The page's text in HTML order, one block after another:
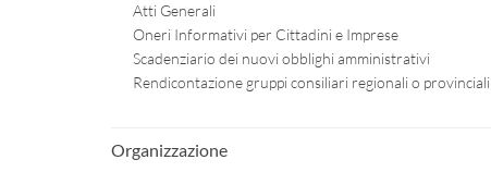
Atti Generali
Oneri Informativi per Cittadini e Imprese
Scadenziario dei nuovi obblighi amministrativi
Rendicontazione gruppi consiliari regionali o provinciali
Organizzazione